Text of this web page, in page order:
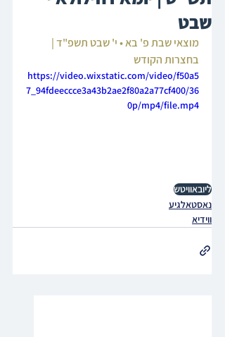
שבט
מוצאי שבת פ' בא • י' שבט תשפ"ד |
בחצרות הקודש
https://video.wixstatic.com/video/f50a5
7_94fdeeccce3a43b2ae2f80a2a77cf400/36
0p/mp4/file.mp4
ליובאוויטש
נאסטאלגיע
ווידיא